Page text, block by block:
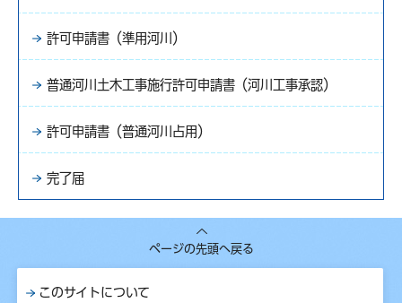
許可申請書（準用河川）
普通河川土木工事施行許可申請書（河川工事承認）
許可申請書（普通河川占用）
完了届
ページの先頭へ戻る
このサイトについて